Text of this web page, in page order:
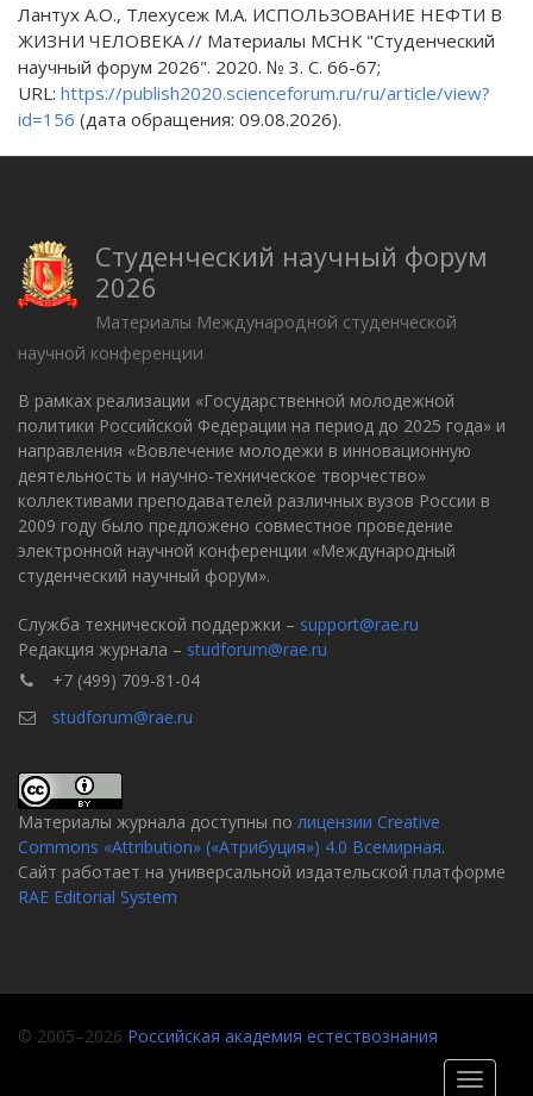
Лантух А.О., Тлехусеж М.А. ИСПОЛЬЗОВАНИЕ НЕФТИ В
ЖИЗНИ ЧЕЛОВЕКА // Материалы МСНК "Студенческий
научный форум 2026". 2020. № 3. С. 66-67;
URL: https://publish2020.scienceforum.ru/ru/article/view?
id=156 (дата обращения: 09.08.2026).
Студенческий научный форум
2026
Материалы Международной студенческой
научной конференции
В рамках реализации «Государственной молодежной
политики Российской Федерации на период до 2025 года» и
направления «Вовлечение молодежи в инновационную
деятельность и научно-техническое творчество»
коллективами преподавателей различных вузов России в
2009 году было предложено совместное проведение
электронной научной конференции «Международный
студенческий научный форум».
Служба технической поддержки – support@rae.ru
Редакция журнала – studforum@rae.ru
+7 (499) 709-81-04
studforum@rae.ru
Материалы журнала доступны по лицензии Creative
Commons «Attribution» («Атрибуция») 4.0 Всемирная.
Сайт работает на универсальной издательской платформе
RAE Editorial System
© 2005–2026 Российская академия естествознания
Toggle